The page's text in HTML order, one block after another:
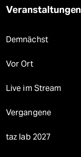
Veranstaltungen
Demnächst
Vor Ort
Live im Stream
Vergangene
taz lab 2027